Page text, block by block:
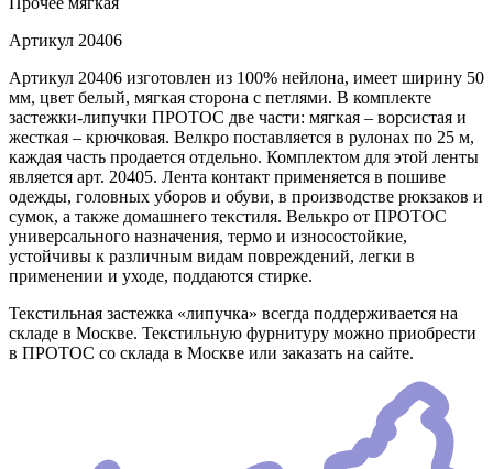
Артикул 20406
Артикул 20406 изготовлен из 100% нейлона, имеет ширину 50
мм, цвет белый, мягкая сторона с петлями. В комплекте
застежки-липучки ПРОТОС две части: мягкая – ворсистая и
жесткая – крючковая. Велкро поставляется в рулонах по 25 м,
каждая часть продается отдельно. Комплектом для этой ленты
является арт. 20405. Лента контакт применяется в пошиве
одежды, головных уборов и обуви, в производстве рюкзаков и
сумок, а также домашнего текстиля. Велькро от ПРОТОС
универсального назначения, термо и износостойкие,
устойчивы к различным видам повреждений, легки в
применении и уходе, поддаются стирке.
Текстильная застежка «липучка» всегда поддерживается на
складе в Москве. Текстильную фурнитуру можно приобрести
в ПРОТОС со склада в Москве или заказать на сайте.